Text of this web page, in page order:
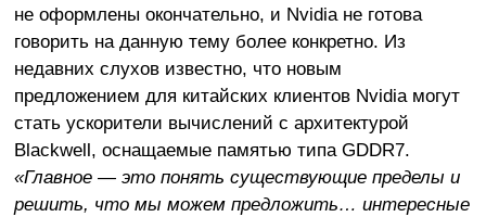
не оформлены окончательно, и Nvidia не готова
говорить на данную тему более конкретно. Из
недавних слухов известно, что новым
предложением для китайских клиентов Nvidia могут
стать ускорители вычислений с архитектурой
Blackwell, оснащаемые памятью типа GDDR7.
«Главное — это понять существующие пределы и
решить, что мы можем предложить… интересные